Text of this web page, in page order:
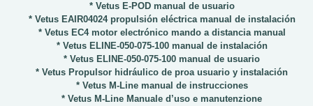
* Vetus E-POD manual de usuario
* Vetus EAIR04024 propulsión eléctrica manual de instalación
* Vetus EC4 motor electrónico mando a distancia manual
* Vetus ELINE-050-075-100 manual de instalación
* Vetus ELINE-050-075-100 manual de usuario
* Vetus Propulsor hidráulico de proa usuario y instalación
* Vetus M-Line manual de instrucciones
* Vetus M-Line Manuale d’uso e manutenzione